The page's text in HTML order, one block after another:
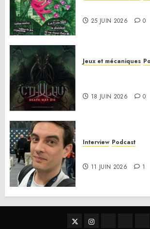
25 JUIN 2026 0
Jeux et mécaniques
18 JUIN 2026 0
Interview Podcast
11 JUIN 2026 1
TwitterInstagram